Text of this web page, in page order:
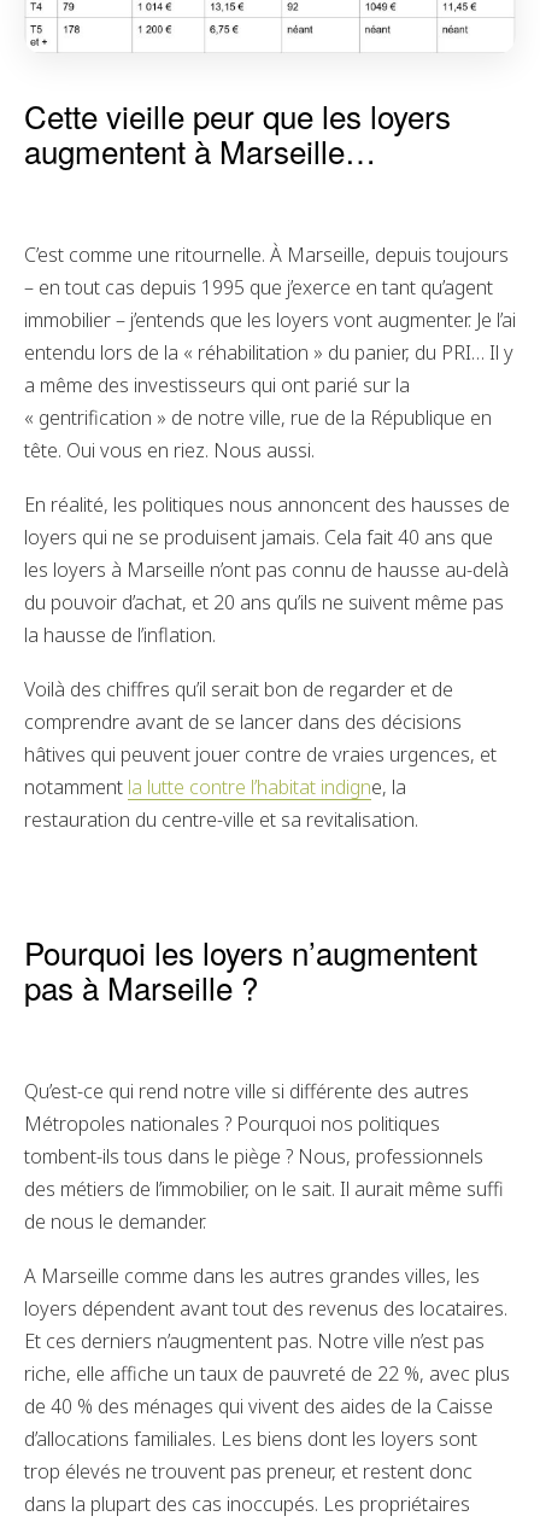
Cette vieille peur que les loyers
augmentent à Marseille…
C’est comme une ritournelle. À Marseille, depuis toujours
– en tout cas depuis 1995 que j’exerce en tant qu’agent
immobilier – j’entends que les loyers vont augmenter. Je l’ai
entendu lors de la « réhabilitation » du panier, du PRI… Il y
a même des investisseurs qui ont parié sur la
« gentrification » de notre ville, rue de la République en
tête. Oui vous en riez. Nous aussi.
En réalité, les politiques nous annoncent des hausses de
loyers qui ne se produisent jamais. Cela fait 40 ans que
les loyers à Marseille n’ont pas connu de hausse au-delà
du pouvoir d’achat, et 20 ans qu’ils ne suivent même pas
la hausse de l’inflation.
Voilà des chiffres qu’il serait bon de regarder et de
comprendre avant de se lancer dans des décisions
hâtives qui peuvent jouer contre de vraies urgences, et
notamment la lutte contre l’habitat indigne, la
restauration du centre-ville et sa revitalisation.
Pourquoi les loyers n’augmentent
pas à Marseille ?
Qu’est-ce qui rend notre ville si différente des autres
Métropoles nationales ? Pourquoi nos politiques
tombent-ils tous dans le piège ? Nous, professionnels
des métiers de l’immobilier, on le sait. Il aurait même suffi
de nous le demander.
A Marseille comme dans les autres grandes villes, les
loyers dépendent avant tout des revenus des locataires.
Et ces derniers n’augmentent pas. Notre ville n’est pas
riche, elle affiche un taux de pauvreté de 22 %, avec plus
de 40 % des ménages qui vivent des aides de la Caisse
d’allocations familiales. Les biens dont les loyers sont
trop élevés ne trouvent pas preneur, et restent donc
dans la plupart des cas inoccupés. Les propriétaires